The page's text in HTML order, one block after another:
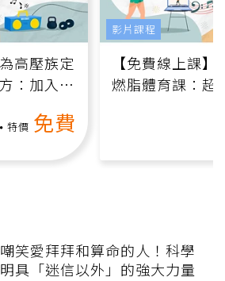
高壓族定
：加入行
特價 免費
【免費線上課
燃脂體育課：超
影片課程
笑愛拜拜和算命的人！科學
具「迷信以外」的強大力量